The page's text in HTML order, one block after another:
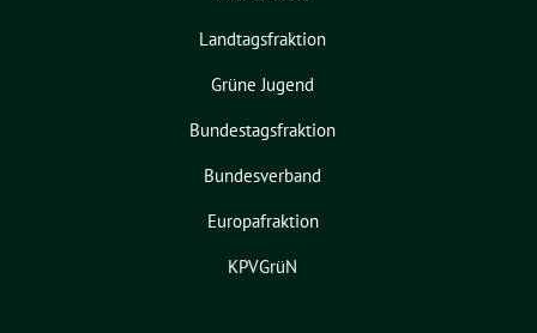
Landtagsfraktion
Grüne Jugend
Bundestagsfraktion
Bundesverband
Europafraktion
KPVGrüN